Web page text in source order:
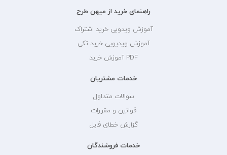
راهنمای خرید از میهن طرح
آموزش ویدویی خرید اشتراک
آموزش ویدیویی خرید تکی
PDF آموزش خرید
خدمات مشتریان
سوالات متداول
قوانین و مقررات
گزارش خطای فایل
خدمات فروشندگان